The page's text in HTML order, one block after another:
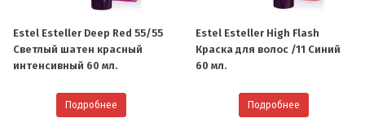
Estel Esteller Deep Red 55/55
Светлый шатен красный
интенсивный 60 мл.
Подробнее
Estel Esteller High Flash
Краска для волос /11 Синий
60 мл.
Подробнее